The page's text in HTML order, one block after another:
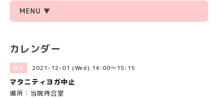
MENU ▼
カレンダー
教室 2021-12-01 (Wed) 14:00～15:15
マタニティヨガ中止
場所：当院待合室